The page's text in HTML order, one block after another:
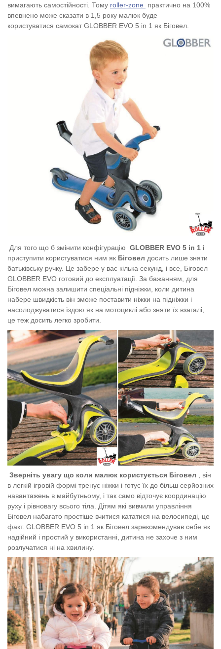
вимагають самостійності. Тому roller-zone
практично на 100%
впевнено може сказати в 1,5 року малюк буде
користуватися самокат GLOBBER EVO 5 in 1 як Біговел.
Для того що б змінити конфігурацію GLOBBER EVO 5 in 1 і
приступити користуватися ним як Біговел досить лише зняти
батьківську ручку. Це забере у вас кілька секунд, і все, Біговел
GLOBBER EVO готовий до експлуатації. За бажанням, для
Біговел можна залишити спеціальні підніжки, коли дитина
набере швидкість він зможе поставити ніжки на підніжки і
насолоджуватися їздою як на мотоциклі або зняти їх взагалі,
це теж досить легко зробити.
Зверніть увагу що коли малюк користується Біговел
, він
в легкій ігровій формі тренує ніжки і готує їх до більш серйозних
навантажень в майбутньому, і так само відточує координацію
руху і рівновагу всього тіла. Дітям які вивчили управління
Біговел набагато простіше вчитися кататися на велосипеді, це
факт. GLOBBER EVO 5 in 1 як Біговел зарекомендував себе як
надійний і простий у використанні, дитина не захоче з ним
розлучатися ні на хвилину.